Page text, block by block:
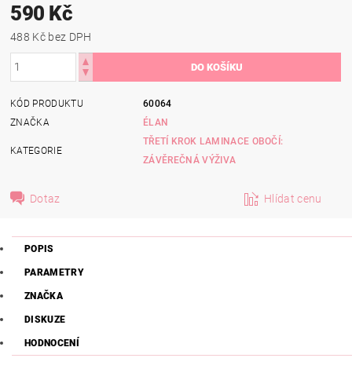
590 Kč
488 Kč bez DPH
KÓD PRODUKTU
60064
ZNAČKA
ÉLAN
KATEGORIE
TŘETÍ KROK LAMINACE OBOČÍ:
ZÁVĚREČNÁ VÝŽIVA
Dotaz Hlídat cenu
POPIS
PARAMETRY
ZNAČKA
DISKUZE
HODNOCENÍ